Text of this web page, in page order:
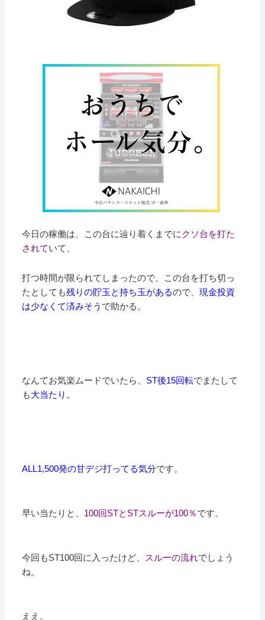
今日の稼働は、この台に辿り着くまでにクソ台を打た
されていて、
打つ時間が限られてしまったので、この台を打ち切っ
たとしても残りの貯玉と持ち玉があるので、現金投資
は少なくて済みそう で助かる。
なんてお気楽ムードでいたら、 ST後15回転でまたして
も大当たり。
ALL1,500発の甘デジ打ってる気分です。
早い当たりと、 100回STとSTスルーが100％です。
今回もST100回に入ったけど、 スルーの流れでしょう
ね。
ええ。